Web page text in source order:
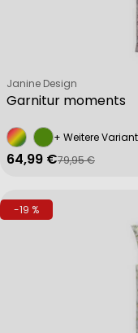
Garnitur moments
Verkäufer:
Janine Design
+ Weitere
Verkaufspreis
64,99 €
Regulärer Preis
79,95 €
-19 %